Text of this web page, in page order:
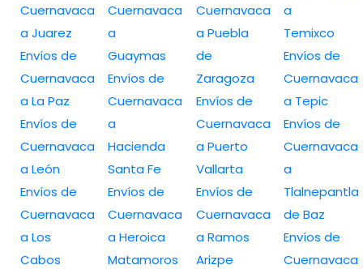
Cuernavaca
a Juarez
Envíos de
Cuernavaca
a La Paz
Envíos de
Cuernavaca
a León
Envíos de
Cuernavaca
a Los
Cabos
Cuernavaca
a
Guaymas
Envíos de
Cuernavaca
a
Hacienda
Santa Fe
Envíos de
Cuernavaca
a Heroica
Matamoros
Cuernavaca
a Puebla
de
Zaragoza
Envíos de
Cuernavaca
a Puerto
Vallarta
Envíos de
Cuernavaca
a Ramos
Arizpe
a
Temixco
Envíos de
Cuernavaca
a Tepic
Envíos de
Cuernavaca
a
Tlalnepantla
de Baz
Envíos de
Cuernavaca